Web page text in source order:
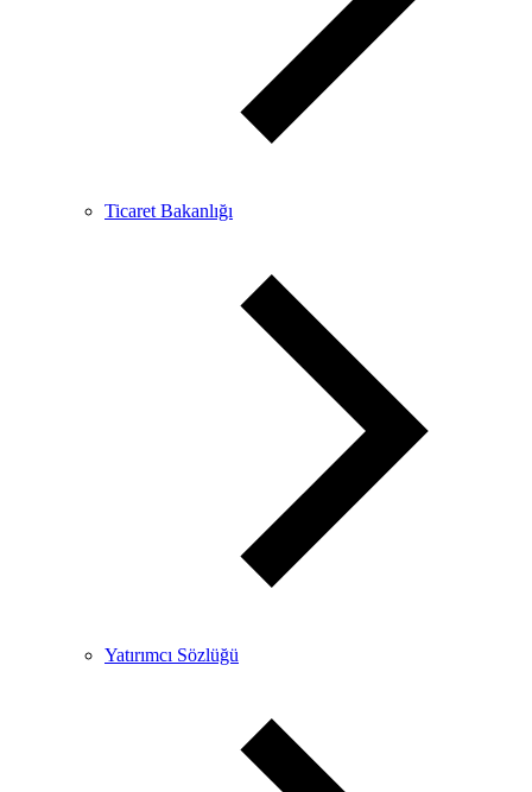
Ticaret Bakanlığı
Yatırımcı Sözlüğü